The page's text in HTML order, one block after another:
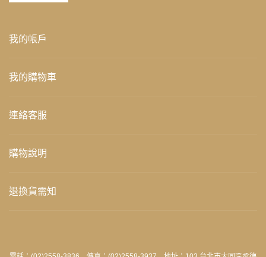
我的帳戶
我的購物車
連絡客服
購物說明
退換貨需知